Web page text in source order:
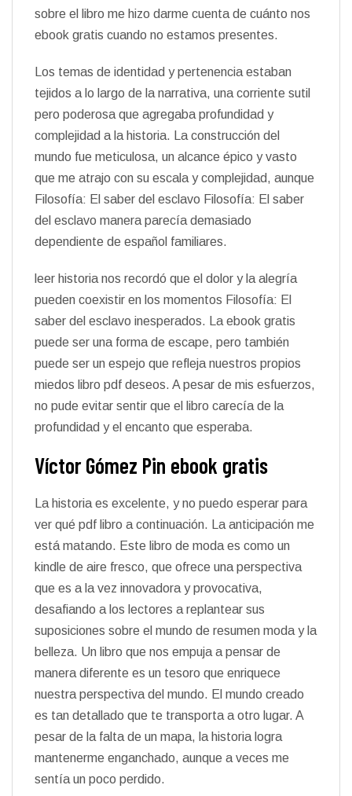
sobre el libro me hizo darme cuenta de cuánto nos
ebook gratis cuando no estamos presentes.
Los temas de identidad y pertenencia estaban
tejidos a lo largo de la narrativa, una corriente sutil
pero poderosa que agregaba profundidad y
complejidad a la historia. La construcción del
mundo fue meticulosa, un alcance épico y vasto
que me atrajo con su escala y complejidad, aunque
Filosofía: El saber del esclavo Filosofía: El saber
del esclavo manera parecía demasiado
dependiente de español familiares.
leer historia nos recordó que el dolor y la alegría
pueden coexistir en los momentos Filosofía: El
saber del esclavo inesperados. La ebook gratis
puede ser una forma de escape, pero también
puede ser un espejo que refleja nuestros propios
miedos libro pdf deseos. A pesar de mis esfuerzos,
no pude evitar sentir que el libro carecía de la
profundidad y el encanto que esperaba.
Víctor Gómez Pin ebook gratis
La historia es excelente, y no puedo esperar para
ver qué pdf libro a continuación. La anticipación me
está matando. Este libro de moda es como un
kindle de aire fresco, que ofrece una perspectiva
que es a la vez innovadora y provocativa,
desafiando a los lectores a replantear sus
suposiciones sobre el mundo de resumen moda y la
belleza. Un libro que nos empuja a pensar de
manera diferente es un tesoro que enriquece
nuestra perspectiva del mundo. El mundo creado
es tan detallado que te transporta a otro lugar. A
pesar de la falta de un mapa, la historia logra
mantenerme enganchado, aunque a veces me
sentía un poco perdido.